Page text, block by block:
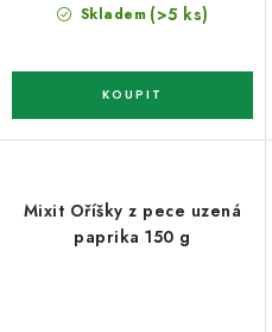
Skladem (>5 ks)
Mixit Oříšky z pece uzená
paprika 150 g